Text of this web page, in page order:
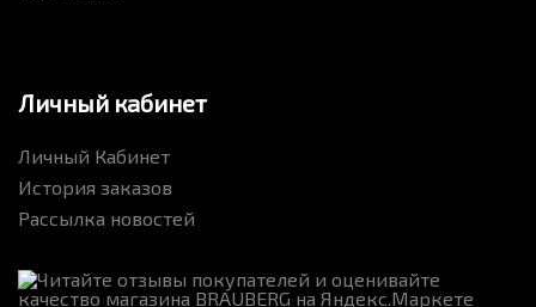
Личный кабинет
Личный Кабинет
История заказов
Рассылка новостей